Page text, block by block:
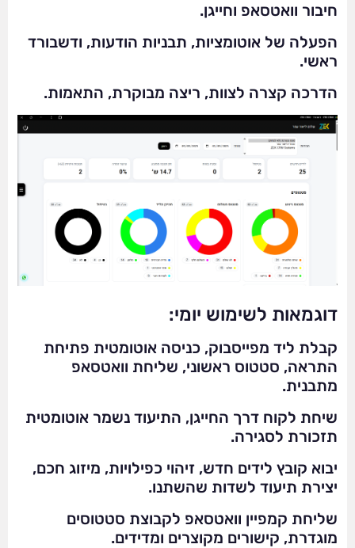
חיבור וואטסאפ וחייגן.
הפעלה של אוטומציות, תבניות הודעות, ודשבורד
ראשי.
הדרכה קצרה לצוות, ריצה מבוקרת, התאמות.
דוגמאות לשימוש יומי:
קבלת ליד מפייסבוק, כניסה אוטומטית פתיחת
התראה, סטטוס ראשוני, שליחת וואטסאפ
מתבנית.
שיחת לקוח דרך החייגן, התיעוד נשמר אוטומטית
תזכורת לסגירה.
יבוא קובץ לידים חדש, זיהוי כפילויות, מיזוג חכם,
יצירת תיעוד לשדות שהשתנו.
שליחת קמפיין וואטסאפ לקבוצת סטטוסים
מוגדרת, קישורים מקוצרים ומדידים.